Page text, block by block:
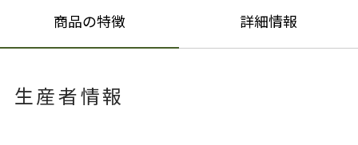
商品の特徴 詳細情報
生産者情報